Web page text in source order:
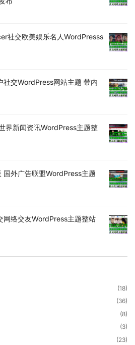
社交欧美娱乐名人WordPresss
社交WordPress网站主题 带内
界新闻资讯WordPress主题整
国外广告联盟WordPress主题
网络交友WordPress主题整站
(18)
(36)
(8)
(3)
(23)